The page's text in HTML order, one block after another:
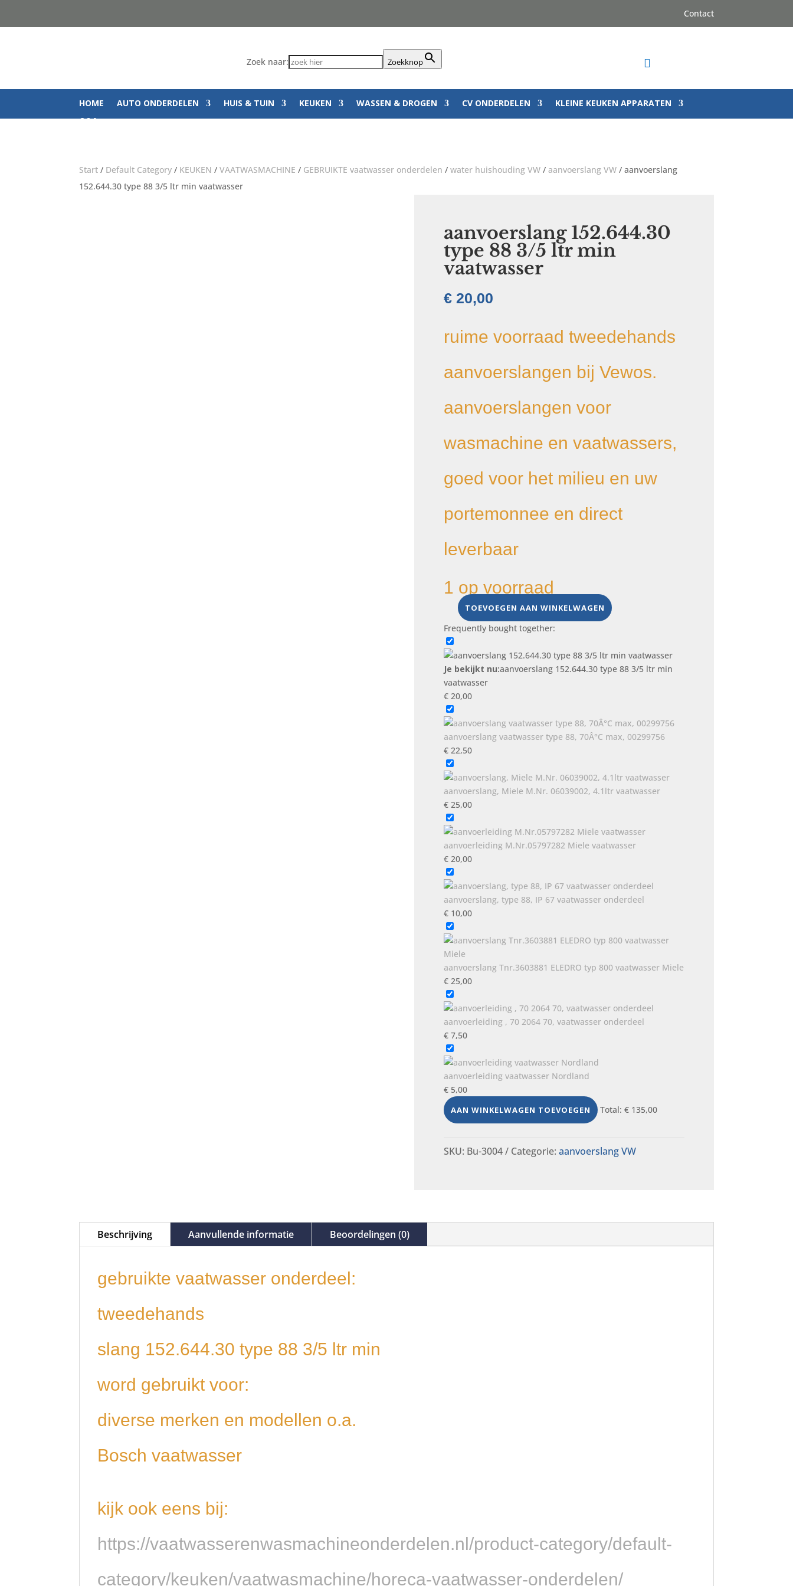
Contact
Zoek naar: Zoekknop 
HOME AUTO ONDERDELEN HUIS & TUIN KEUKEN WASSEN & DROGEN CV ONDERDELEN
KLEINE KEUKEN APPARATEN
Q&A
Start / Default Category / KEUKEN /VAATWASMACHINE / GEBRUIKTE vaatwasser onderdelen /water huishouding VW /aanvoerslang VW / aanvoerslang
152.644.30 type 88 3/5 ltr min vaatwasser
aanvoerslang 152.644.30
type 88 3/5 ltr min
vaatwasser
€20,00
ruime voorraad tweedehands
aanvoerslangen bij Vewos.
aanvoerslangen voor
wasmachine en vaatwassers,
goed voor het milieu en uw
portemonnee en direct
leverbaar
1 op voorraad
aanvoerslang
152.644.30
type
88
3/5
ltr
min
vaatwasser
aantal
TOEVOEGEN AAN WINKELWAGEN
Frequently bought together:
Je bekijkt nu:aanvoerslang 152.644.30 type 88 3/5 ltr min
vaatwasser
€20,00
aanvoerslang vaatwasser type 88, 70Â°C max, 00299756
€22,50
aanvoerslang, Miele M.Nr. 06039002, 4.1ltr vaatwasser
€25,00
aanvoerleiding M.Nr.05797282 Miele vaatwasser
€20,00
aanvoerslang, type 88, IP 67 vaatwasser onderdeel
€10,00
aanvoerslang Tnr.3603881 ELEDRO typ 800 vaatwasser Miele
€25,00
aanvoerleiding , 70 2064 70, vaatwasser onderdeel
€7,50
aanvoerleiding vaatwasser Nordland
€5,00
AAN WINKELWAGEN TOEVOEGEN Total: €135,00
SKU: Bu-3004 Categorie: aanvoerslang VW
Beschrijving Aanvullende informatie Beoordelingen (0)
gebruikte vaatwasser onderdeel:
tweedehands
slang 152.644.30 type 88 3/5 ltr min
word gebruikt voor:
diverse merken en modellen o.a.
Bosch vaatwasser
kijk ook eens bij:
https://vaatwasserenwasmachineonderdelen.nl/product-category/default-
category/keuken/vaatwasmachine/horeca-vaatwasser-onderdelen/